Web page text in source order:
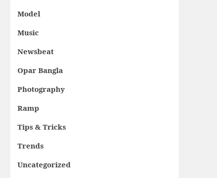
Model
Music
Newsbeat
Opar Bangla
Photography
Ramp
Tips & Tricks
Trends
Uncategorized